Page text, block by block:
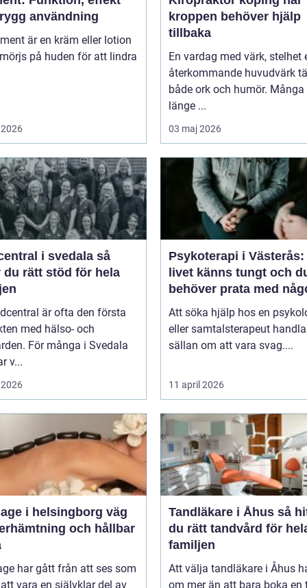
användning
är en kräm eller lotion
på huden för att lindra
kroppen behöver hjälp
tillbaka
En vardag med värk, stelhet
återkommande huvudvärk
både ork och humör. Många
länge ...
03 maj 2026
i svedala så
du rätt stöd för hela
är ofta den första
med hälso- och
För många i Svedala
v...
Psykoterapi i Västerås:
livet känns tungt och
behöver prata med
Att söka hjälp hos en
eller samtalsterapeut
sällan om att vara svag....
11 april 2026
i helsingborg väg
och hållbar
har gått från att ses som
vara en självklar del av
Tandläkare i Åhus så hittar
du rätt tandvård för
familjen
Att välja tandläkare i Åhus
om mer än att bara boka en